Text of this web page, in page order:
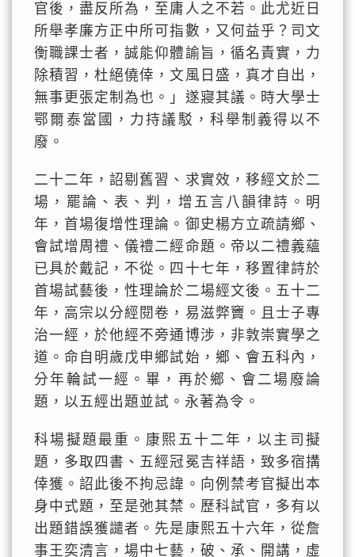
官後，盡反所為，至庸人之不若。此尤近日
所舉孝廉方正中所可指數，又何益乎？司文
衡職課士者，誠能仰體諭旨，循名責實，力
除積習，杜絕僥倖，文風日盛，真才自出，
無事更張定制為也。」遂寢其議。時大學士
鄂爾泰當國，力持議駁，科舉制義得以不
廢。
二十二年，詔剔舊習、求實效，移經文於二
場，罷論、表、判，增五言八韻律詩。明
年，首場復增性理論。御史楊方立疏請鄉、
會試增周禮、儀禮二經命題。帝以二禮義蘊
已具於戴記，不從。四十七年，移置律詩於
首場試藝後，性理論於二場經文後。五十二
年，高宗以分經閱卷，易滋弊竇。且士子專
治一經，於他經不旁通博涉，非敦崇實學之
道。命自明歲戊申鄉試始，鄉、會五科內，
分年輪試一經。畢，再於鄉、會二場廢論
題，以五經出題並試。永著為令。
科場擬題最重。康熙五十二年，以主司擬
題，多取四書、五經冠冕吉祥語，致多宿搆
倖獲。詔此後不拘忌諱。向例禁考官擬出本
身中式題，至是弛其禁。歷科試官，多有以
出題錯誤獲譴者。先是康熙五十六年，從詹
事王奕清言，場中七藝，破、承、開講，虛